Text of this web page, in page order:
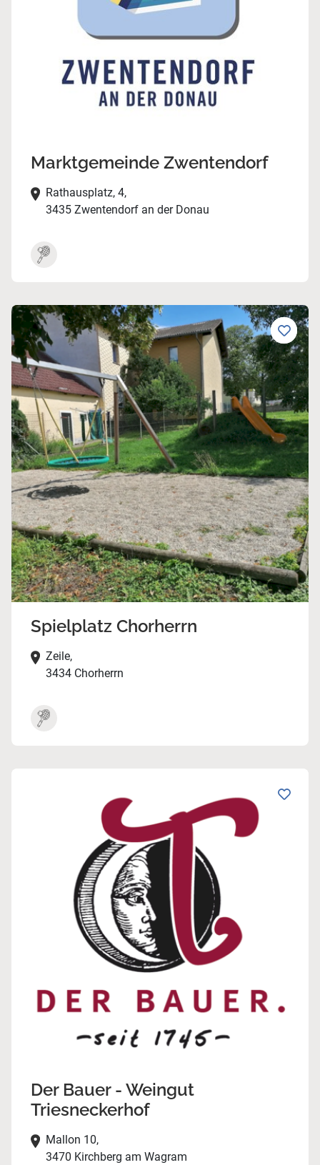
Marktgemeinde Zwentendorf
Rathausplatz, 4,
3435 Zwentendorf an der Donau
Spielplatz Chorherrn
Zeile,
3434 Chorherrn
Der Bauer - Weingut
Triesneckerhof
Mallon 10,
3470 Kirchberg am Wagram